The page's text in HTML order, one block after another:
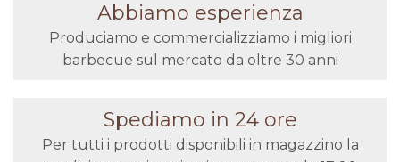
Abbiamo esperienza
Produciamo e commercializziamo i migliori
barbecue sul mercato da oltre 30 anni
Spediamo in 24 ore
Per tutti i prodotti disponibili in magazzino la